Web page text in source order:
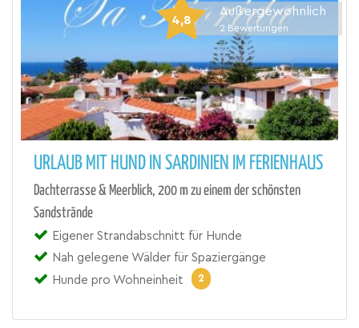
4,8
Außergewöhnlich
2 Bewertungen
URLAUB MIT HUND IN SARDINIEN IM FERIENHAUS
Dachterrasse & Meerblick, 200 m zu einem der schönsten
Sandstrände
Eigener Strandabschnitt für Hunde
Nah gelegene Wälder für Spaziergänge
Hunde pro Wohneinheit
2